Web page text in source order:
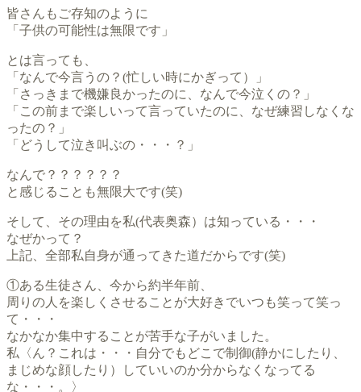
皆さんもご存知のように
「子供の可能性は無限です」
とは言っても、
「なんで今言うの？(忙しい時にかぎって）」
「さっきまで機嫌良かったのに、なんで今泣くの？」
「この前まで楽しいって言っていたのに、なぜ練習しなくな
ったの？」
「どうして泣き叫ぶの・・・？」
なんで？？？？？？
と感じることも無限大です(笑)
そして、その理由を私(代表奥森）は知っている・・・
なぜかって？
上記、全部私自身が通ってきた道だからです(笑)
①ある生徒さん、今から約半年前、
周りの人を楽しくさせることが大好きでいつも笑って笑っ
て・・・
なかなか集中することが苦手な子がいました。
私〈ん？これは・・・自分でもどこで制御(静かにしたり、
まじめな顔したり）していいのか分からなくなってる
な・・・。〉